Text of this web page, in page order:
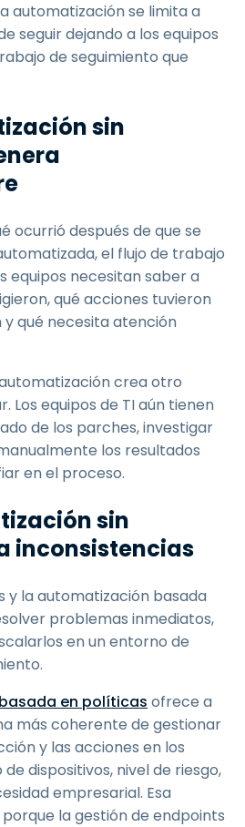
automatización se limita a
seguir dejando a los equipos
de seguimiento que
sin
ocurrió después de que se
el flujo de trabajo
equipos necesitan saber a
qué acciones tuvieron
qué necesita atención
automatización crea otro
Los equipos de TI aún tienen
de los parches, investigar
los resultados
en el proceso.
sin
inconsistencias
y la automatización basada
problemas inmediatos,
en un entorno de
en políticas ofrece a
más coherente de gestionar
y las acciones en los
dispositivos, nivel de riesgo,
empresarial. Esa
la gestión de endpoints